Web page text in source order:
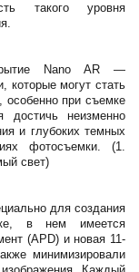
такого уровня
Nano AR —
которые могут стать
особенно при съемке
достичь неизменно
и глубоких темных
фотосъемки. (1.
свет)
для создания
в нем имеется
(APD) и новая 11-
минимизировали